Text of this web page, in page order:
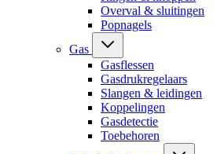
Overval & sluitingen
Popnagels
Gas
Gasflessen
Gasdrukregelaars
Slangen & leidingen
Koppelingen
Gasdetectie
Toebehoren